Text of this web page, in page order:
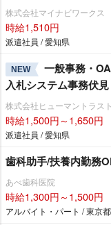
株式会社マイナビワークス
時給1,510円
派遣社員 / 愛知県
NEW
一般事務・
入札システム事務伏見
株式会社ヒューマントラスト
時給1,500円～1,650円
派遣社員 / 愛知県
歯科助手/扶養内勤務
あべ歯科医院
時給1,300円～1,500円
アルバイト・パート / 東京都